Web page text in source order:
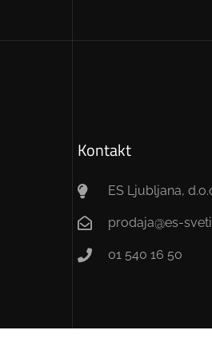
Kontakt
ES Ljubljana,
prodaja@es-
01 540 16 50